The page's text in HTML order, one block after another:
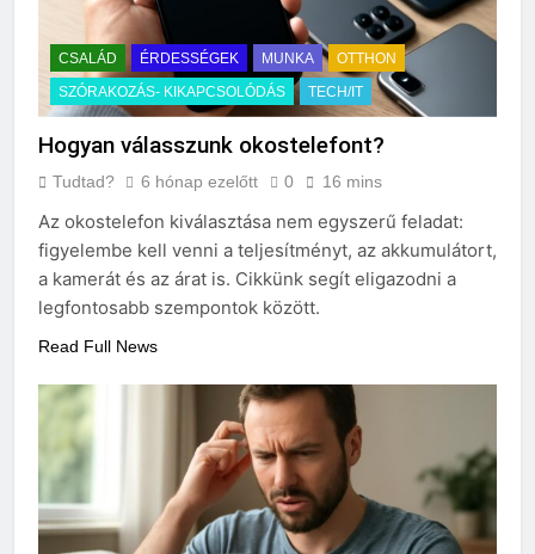
CSALÁD ÉRDESSÉGEK MUNKA
OTTHON
SZÓRAKOZÁS- KIKAPCSOLÓDÁS
TECH/IT
Hogyan válasszunk okostelefont?
Tudtad? 6 hónap ezelőtt 0 16 mins
Az okostelefon kiválasztása nem egyszerű feladat:
figyelembe kell venni a teljesítményt, az akkumulátort,
a kamerát és az árat is. Cikkünk segít eligazodni a
legfontosabb szempontok között.
Read Full News